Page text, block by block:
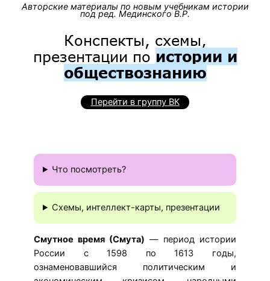
Авторские материалы по новым учебникам истории
под ред. Мединского В.Р.
Конспекты, схемы,
презентации по истории и
обществознанию
Перейти в группу ВК
Что посмотреть?
Схемы, интеллект-карты, презентации
Смутное время (Смута) — период истории
России с 1598 по 1613 годы,
ознаменовавшийся политическим и